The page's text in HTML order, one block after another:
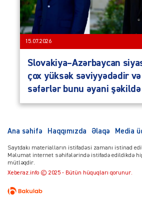
15.07.2026
Slovakiya–Azərbaycan
çox yüksək səviyyədədir və
səfərlər bunu əyani
Ana səhifə Haqqımızda Əlaqə Media
Saytdakı materialların istifadəsi zamanı istinad
Məlumat internet səhifələrində istifadə edildikdə
mütləqdir.
Xeberaz.info © 2025 - Bütün hüquqları qorunur.